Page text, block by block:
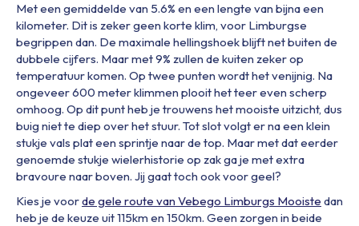
Met een gemiddelde van 5.6% en een lengte van bijna een
kilometer. Dit is zeker geen korte klim, voor Limburgse
begrippen dan. De maximale hellingshoek blijft net buiten de
dubbele cijfers. Maar met 9% zullen de kuiten zeker op
temperatuur komen. Op twee punten wordt het venijnig. Na
ongeveer 600 meter klimmen plooit het teer even scherp
omhoog. Op dit punt heb je trouwens het mooiste uitzicht, dus
buig niet te diep over het stuur. Tot slot volgt er na een klein
stukje vals plat een sprintje naar de top. Maar met dat eerder
genoemde stukje wielerhistorie op zak ga je met extra
bravoure naar boven. Jij gaat toch ook voor geel?
Kies je voorde gele route van Vebego Limburgs Mooiste dan
heb je de keuze uit 115km en 150km. Geen zorgen in beide